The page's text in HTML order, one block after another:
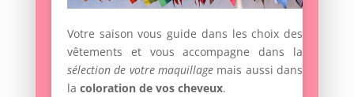
Votre saison vous guide dans les choix des
vêtements et vous accompagne dans la
sélection de votre maquillage mais aussi dans
la coloration de vos cheveux.